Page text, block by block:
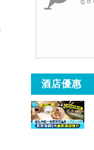
酒店優惠